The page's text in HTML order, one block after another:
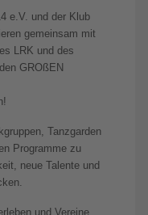
e.V. und der Klub
gemeinsam mit
LRK und des
GROßEN
Tanzgarden
Programme zu
neue Talente und
und Vereine